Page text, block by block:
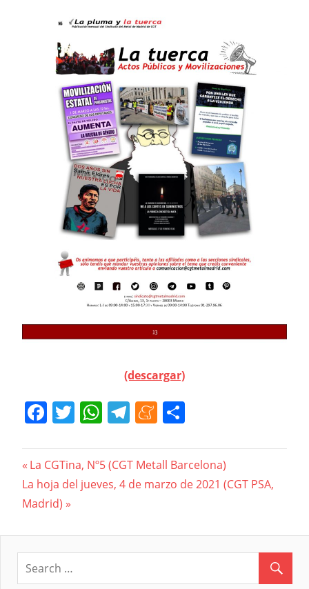
(descargar)
Facebook
Twitter
WhatsApp
Telegram
Meneame
Navegación
de
Previous
Post:
La CGTina, Nº5 (CGT Metall Barcelona)
Next
Post:
La hoja del jueves, 4 de marzo de 2021 (CGT PSA,
Madrid)